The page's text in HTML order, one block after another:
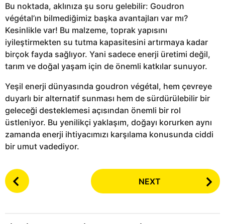
Bu noktada, aklınıza şu soru gelebilir: Goudron
végétal’ın bilmediğimiz başka avantajları var mı?
Kesinlikle var! Bu malzeme, toprak yapısını
iyileştirmekten su tutma kapasitesini artırmaya kadar
birçok fayda sağlıyor. Yani sadece enerji üretimi değil,
tarım ve doğal yaşam için de önemli katkılar sunuyor.
Yeşil enerji dünyasında goudron végétal, hem çevreye
duyarlı bir alternatif sunması hem de sürdürülebilir bir
geleceği desteklemesi açısından önemli bir rol
üstleniyor. Bu yenilikçi yaklaşım, doğayı korurken aynı
zamanda enerji ihtiyacımızı karşılama konusunda ciddi
bir umut vadediyor.
P
o
NEXT